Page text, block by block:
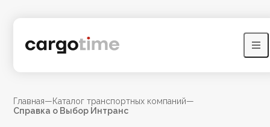
Главная—Каталог транспортных компаний—
Справка о Выбор Интранс